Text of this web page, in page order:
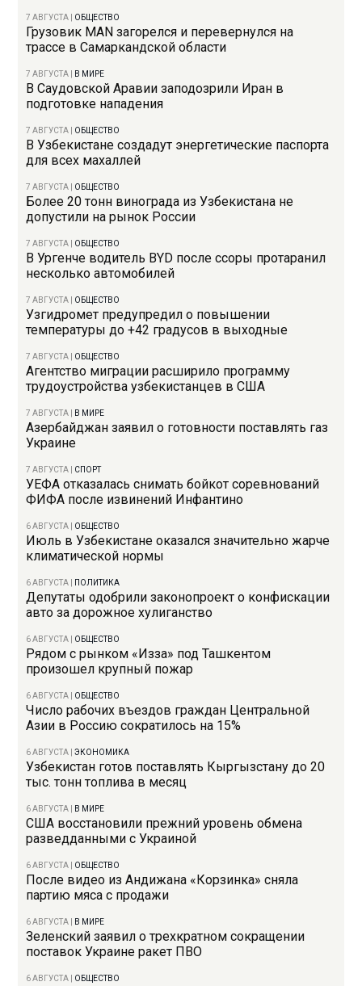
7 АВГУСТА ОБЩЕСТВО
Грузовик MAN загорелся и перевернулся на
трассе в Самаркандской области
7 АВГУСТА В МИРЕ
В Саудовской Аравии заподозрили Иран в
подготовке нападения
7 АВГУСТА ОБЩЕСТВО
В Узбекистане создадут энергетические паспорта
для всех махаллей
7 АВГУСТА ОБЩЕСТВО
Более 20 тонн винограда из Узбекистана не
допустили на рынок России
7 АВГУСТА ОБЩЕСТВО
В Ургенче водитель BYD после ссоры протаранил
несколько автомобилей
7 АВГУСТА ОБЩЕСТВО
Узгидромет предупредил о повышении
температуры до +42 градусов в выходные
7 АВГУСТА ОБЩЕСТВО
Агентство миграции расширило программу
трудоустройства узбекистанцев в США
7 АВГУСТА В МИРЕ
Азербайджан заявил о готовности поставлять газ
Украине
7 АВГУСТА СПОРТ
УЕФА отказалась снимать бойкот соревнований
ФИФА после извинений Инфантино
6 АВГУСТА ОБЩЕСТВО
Июль в Узбекистане оказался значительно жарче
климатической нормы
6 АВГУСТА ПОЛИТИКА
Депутаты одобрили законопроект о конфискации
авто за дорожное хулиганство
6 АВГУСТА ОБЩЕСТВО
Рядом с рынком «Изза» под Ташкентом
произошел крупный пожар
6 АВГУСТА ОБЩЕСТВО
Число рабочих въездов граждан Центральной
Азии в Россию сократилось на 15%
6 АВГУСТА |ЭКОНОМИКА
Узбекистан готов поставлять Кыргызстану до 20
тыс. тонн топлива в месяц
6 АВГУСТА В МИРЕ
США восстановили прежний уровень обмена
разведданными с Украиной
6 АВГУСТА ОБЩЕСТВО
После видео из Андижана «Корзинка» сняла
партию мяса с продажи
6 АВГУСТА В МИРЕ
Зеленский заявил о трехкратном сокращении
поставок Украине ракет ПВО
6 АВГУСТА ОБЩЕСТВО